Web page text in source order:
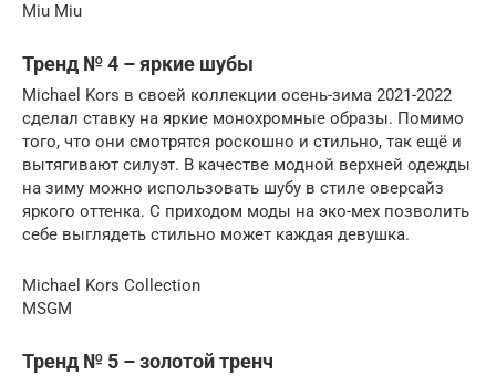
Miu Miu
Тренд № 4 – яркие шубы
Michael Kors в своей коллекции осень-зима 2021-2022
сделал ставку на яркие монохромные образы. Помимо
того, что они смотрятся роскошно и стильно, так ещё и
вытягивают силуэт. В качестве модной верхней одежды
на зиму можно использовать шубу в стиле оверсайз
яркого оттенка. С приходом моды на эко-мех позволить
себе выглядеть стильно может каждая девушка.
Michael Kors Collection
MSGM
Тренд № 5 – золотой тренч